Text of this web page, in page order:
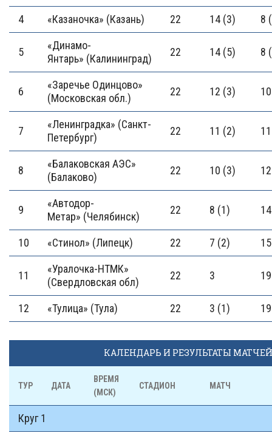
4 «Казаночка» (Казань) 22 14 (3) 8
5
«Динамо-
Янтарь» (Калининград)
22 14 (5) 8
6
«Заречье Одинцово»
(Московская обл.)
22 12 (3)
7
«Ленинградка» (Санкт-
Петербург)
22 11 (2)
8
«Балаковская АЭС»
(Балаково)
22 10 (3)
9
«Автодор-
Метар» (Челябинск)
22 8 (1)
10 «Стинол» (Липецк) 22 7 (2)
11
«Уралочка-НТМК»
(Свердловская обл)
22 3
12 «Тулица» (Тула) 22 3 (1) 19
КАЛЕНДАРЬ И РЕЗУЛЬТАТЫ МАТЧЕЙ
ТУР ДАТА
ВРЕМЯ
(МСК)
СТАДИОН МАТЧ
Круг 1